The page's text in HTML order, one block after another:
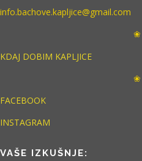
info.bachove.kapljice@gmail.com
❀
KDAJ DOBIM KAPLJICE
❀
FACEBOOK
INSTAGRAM
VAŠE IZKUŠNJE: